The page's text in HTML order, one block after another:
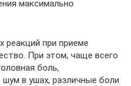
максимально
реакций при приеме
При этом, чаще всего
боль,
в ушах, различные боли